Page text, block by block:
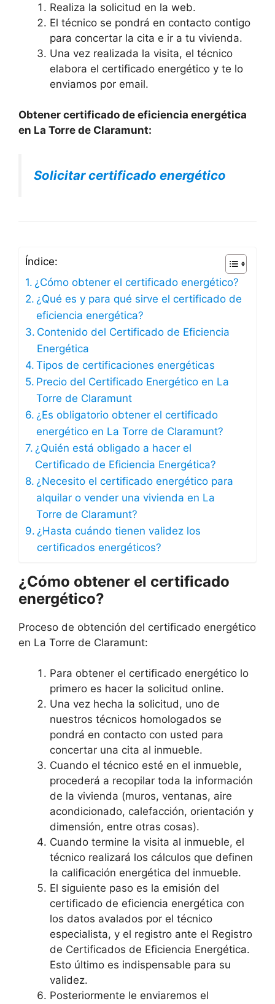
Realiza la solicitud en la web.
El técnico se pondrá en contacto contigo
para concertar la cita e ir a tu vivienda.
Una vez realizada la visita, el técnico
elabora el certificado energético y te lo
enviamos por email.
Obtener certificado de eficiencia energética
en La Torre de Claramunt:
Solicitar certificado energético
Índice:
¿Cómo obtener el certificado energético?
¿Qué es y para qué sirve el certificado de
eficiencia energética?
Contenido del Certificado de Eficiencia
Energética
Tipos de certificaciones energéticas
Precio del Certificado Energético en La
Torre de Claramunt
¿Es obligatorio obtener el certificado
energético en La Torre de Claramunt?
¿Quién está obligado a hacer el
Certificado de Eficiencia Energética?
¿Necesito el certificado energético para
alquilar o vender una vivienda en La
Torre de Claramunt?
¿Hasta cuándo tienen validez los
certificados energéticos?
¿Cómo obtener el certificado
energético?
Proceso de obtención del certificado energético
en La Torre de Claramunt:
Para obtener el certificado energético lo
primero es hacer la solicitud online.
Una vez hecha la solicitud, uno de
nuestros técnicos homologados se
pondrá en contacto con usted para
concertar una cita al inmueble.
Cuando el técnico esté en el inmueble,
procederá a recopilar toda la información
de la vivienda (muros, ventanas, aire
acondicionado, calefacción, orientación y
dimensión, entre otras cosas).
Cuando termine la visita al inmueble, el
técnico realizará los cálculos que definen
la calificación energética del inmueble.
El siguiente paso es la emisión del
certificado de eficiencia energética con
los datos avalados por el técnico
especialista, y el registro ante el Registro
de Certificados de Eficiencia Energética.
Esto último es indispensable para su
validez.
Posteriormente le enviaremos el